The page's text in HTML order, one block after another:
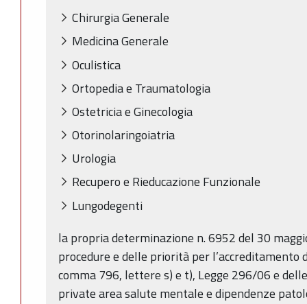
Chirurgia Generale
Medicina Generale
Oculistica
Ortopedia e Traumatologia
Ostetricia e Ginecologia
Otorinolaringoiatria
Urologia
Recupero e Rieducazione Funzionale
Lungodegenti
la propria determinazione n. 6952 del 30
procedure e delle priorità per l’accreditamento
comma 796, lettere s) e t), Legge 296/06 e
private area salute mentale e dipendenze